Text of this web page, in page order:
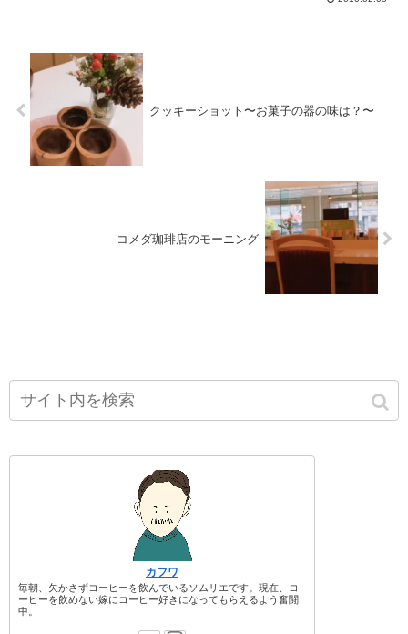
クッキーショット〜お菓子の器の味は？〜
コメダ珈琲店のモーニング
カフワ
毎朝、欠かさずコーヒーを飲んでいるソムリエです。現在、コ
ーヒーを飲めない嫁にコーヒー好きになってもらえるよう奮闘
中。